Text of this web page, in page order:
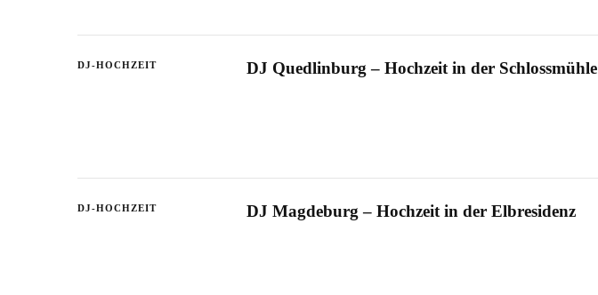
DJ-HOCHZEIT DJ Quedlinburg – Hochzeit in der Schlossmühle
DJ-HOCHZEIT DJ Magdeburg – Hochzeit in der Elbresidenz